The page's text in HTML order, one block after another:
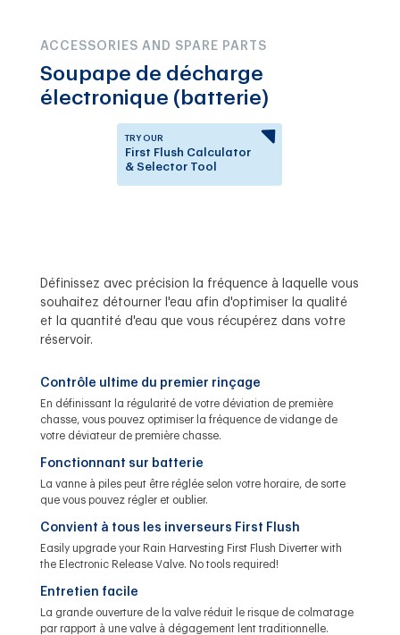
ACCESSORIES AND SPARE PARTS
Soupape de décharge
électronique (batterie)
TRY OUR
First Flush Calculator
& Selector Tool
Définissez avec précision la fréquence à laquelle vous
souhaitez détourner l'eau afin d'optimiser la qualité
et la quantité d'eau que vous récupérez dans votre
réservoir.
Contrôle ultime du premier rinçage
En définissant la régularité de votre déviation de première
chasse, vous pouvez optimiser la fréquence de vidange de
votre déviateur de première chasse.
Fonctionnant sur batterie
La vanne à piles peut être réglée selon votre horaire, de sorte
que vous pouvez régler et oublier.
Convient à tous les inverseurs First Flush
Easily upgrade your Rain Harvesting First Flush Diverter with
the Electronic Release Valve. No tools required!
Entretien facile
La grande ouverture de la valve réduit le risque de colmatage
par rapport à une valve à dégagement lent traditionnelle.